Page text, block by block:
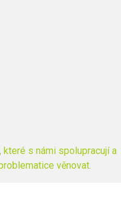
s námi spolupracují a
věnovat.